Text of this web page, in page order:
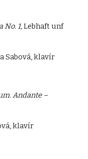
No. 1,Lebhaft unf
Sabová, klavír
Andante –
klavír